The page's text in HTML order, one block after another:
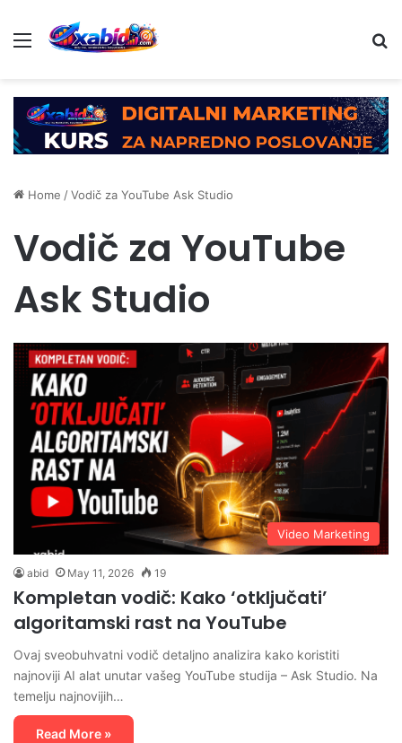
Menu
Home /Vodič za YouTube Ask Studio
Vodič za YouTube
Ask Studio
Video Marketing
abid May 11, 2026 19
Kompletan vodič: Kako ‘otključati’
algoritamski rast na YouTube
Ovaj sveobuhvatni vodič detaljno analizira kako koristiti
najnoviji AI alat unutar vašeg YouTube studija – Ask Studio. Na
temelju najnovijih…
Read More »